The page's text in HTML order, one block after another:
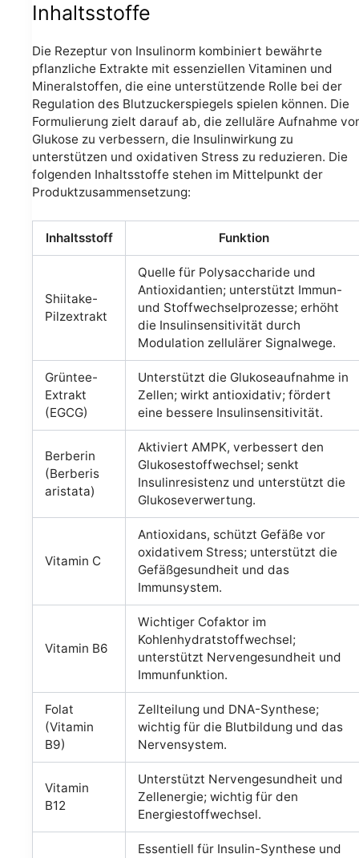
Inhaltsstoffe
Die Rezeptur von Insulinorm kombiniert bewährte
pflanzliche Extrakte mit essenziellen Vitaminen und
Mineralstoffen, die eine unterstützende Rolle bei der
Regulation des Blutzuckerspiegels spielen können. Die
Formulierung zielt darauf ab, die zelluläre Aufnahme
Glukose zu verbessern, die Insulinwirkung zu
unterstützen und oxidativen Stress zu reduzieren. Die
folgenden Inhaltsstoffe stehen im Mittelpunkt der
Produktzusammensetzung:
Inhaltsstoff Funktion
Shiitake-
Pilzextrakt
Quelle für Polysaccharide und
Antioxidantien; unterstützt Immun-
und Stoffwechselprozesse; erhöht
die Insulinsensitivität durch
Modulation zellulärer Signalwege.
Grüntee-
Extrakt
(EGCG)
Unterstützt die Glukoseaufnahme in
Zellen; wirkt antioxidativ; fördert
eine bessere Insulinsensitivität.
Berberin
(Berberis
aristata)
Aktiviert AMPK, verbessert den
Glukosestoffwechsel; senkt
Insulinresistenz und unterstützt die
Glukoseverwertung.
Vitamin C
Antioxidans, schützt Gefäße vor
oxidativem Stress; unterstützt die
Gefäßgesundheit und das
Immunsystem.
Vitamin B6
Wichtiger Cofaktor im
Kohlenhydratstoffwechsel;
unterstützt Nervengesundheit und
Immunfunktion.
Folat
(Vitamin
B9)
Zellteilung und DNA-Synthese;
wichtig für die Blutbildung und das
Nervensystem.
Vitamin
B12
Unterstützt Nervengesundheit und
Zellenergie; wichtig für den
Energiestoffwechsel.
Essentiell für Insulin-Synthese und